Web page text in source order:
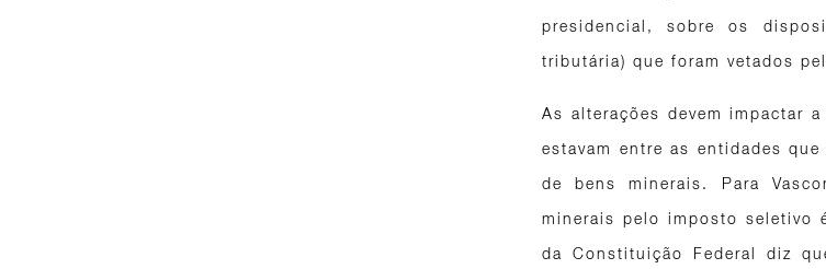
presidencial, sobre os
tributária) que foram vetados
As alterações devem impactar
estavam entre as entidades
de bens minerais. Para
minerais pelo imposto seletivo
da Constituição Federal diz